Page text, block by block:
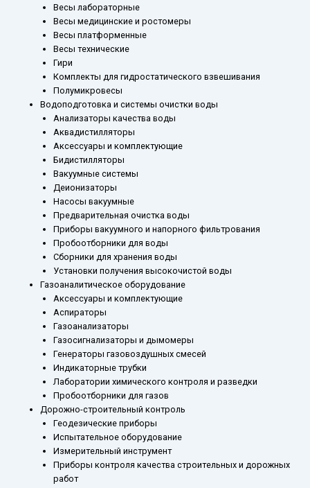
Весы лабораторные
Весы медицинские и ростомеры
Весы платформенные
Весы технические
Гири
Комплекты для гидростатического взвешивания
Полумикровесы
Водоподготовка и системы очистки воды
Анализаторы качества воды
Аквадистилляторы
Аксессуары и комплектующие
Бидистилляторы
Вакуумные системы
Деионизаторы
Насосы вакуумные
Предварительная очистка воды
Приборы вакуумного и напорного фильтрования
Пробоотборники для воды
Сборники для хранения воды
Установки получения высокочистой воды
Газоаналитическое оборудование
Аксессуары и комплектующие
Аспираторы
Газоанализаторы
Газосигнализаторы и дымомеры
Генераторы газовоздушных смесей
Индикаторные трубки
Лаборатории химического контроля и разведки
Пробоотборники для газов
Дорожно-строительный контроль
Геодезические приборы
Испытательное оборудование
Измерительный инструмент
Приборы контроля качества строительных и дорожных
работ